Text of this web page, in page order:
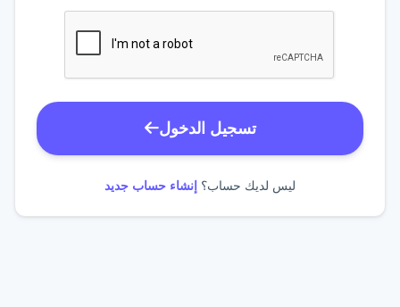
تسجيل الدخول
ليس لديك حساب؟ إنشاء حساب جديد